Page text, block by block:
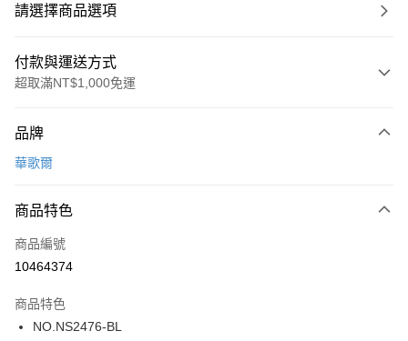
請選擇商品選項
付款與運送方式
超取滿NT$1,000免運
信用卡一次付款
LINE Pay
街口支付
運送方式
品牌
華歌爾
商品特色
商品編號
10464374
商品特色
NO.NS2476-BL